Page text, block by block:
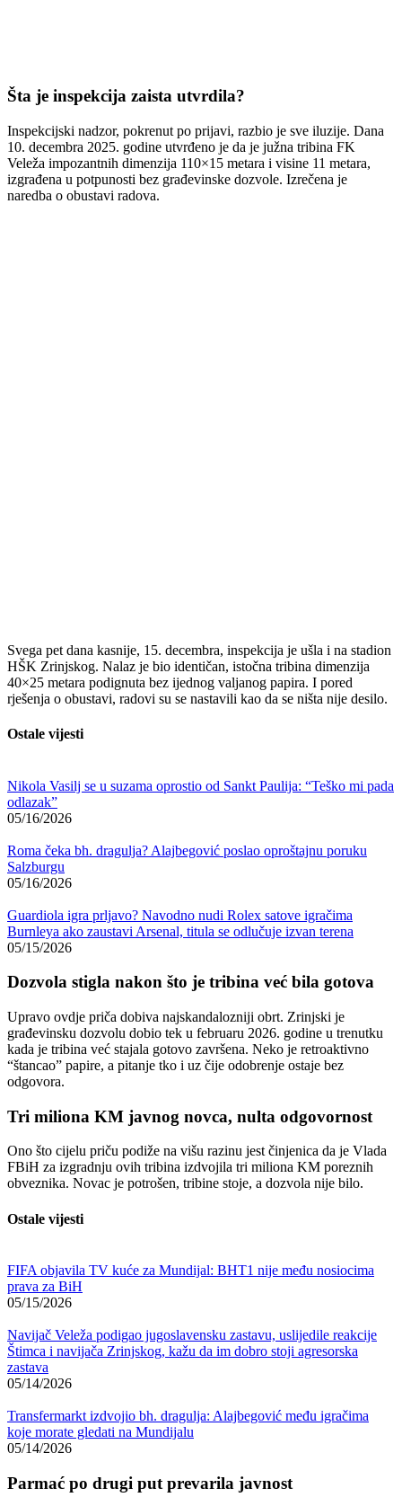
Šta je inspekcija zaista utvrdila?
Inspekcijski nadzor, pokrenut po prijavi, razbio je sve iluzije. Dana
10. decembra 2025. godine utvrđeno je da je južna tribina FK
Veleža impozantnih dimenzija 110×15 metara i visine 11 metara,
izgrađena u potpunosti bez građevinske dozvole. Izrečena je
naredba o obustavi radova.
Svega pet dana kasnije, 15. decembra, inspekcija je ušla i na stadion
HŠK Zrinjskog. Nalaz je bio identičan, istočna tribina dimenzija
40×25 metara podignuta bez ijednog valjanog papira. I pored
rješenja o obustavi, radovi su se nastavili kao da se ništa nije desilo.
Ostale vijesti
Nikola Vasilj se u suzama oprostio od Sankt Paulija: “Teško mi pada
odlazak”
05/16/2026
Roma čeka bh. dragulja? Alajbegović poslao oproštajnu poruku
Salzburgu
05/16/2026
Guardiola igra prljavo? Navodno nudi Rolex satove igračima
Burnleya ako zaustavi Arsenal, titula se odlučuje izvan terena
05/15/2026
Dozvola stigla nakon što je tribina već bila gotova
Upravo ovdje priča dobiva najskandalozniji obrt. Zrinjski je
građevinsku dozvolu dobio tek u februaru 2026. godine u trenutku
kada je tribina već stajala gotovo završena. Neko je retroaktivno
“štancao” papire, a pitanje tko i uz čije odobrenje ostaje bez
odgovora.
Tri miliona KM javnog novca, nulta odgovornost
Ono što cijelu priču podiže na višu razinu jest činjenica da je Vlada
FBiH za izgradnju ovih tribina izdvojila tri miliona KM poreznih
obveznika. Novac je potrošen, tribine stoje, a dozvola nije bilo.
Ostale vijesti
FIFA objavila TV kuće za Mundijal: BHT1 nije među nosiocima
prava za BiH
05/15/2026
Navijač Veleža podigao jugoslavensku zastavu, uslijedile reakcije
Štimca i navijača Zrinjskog, kažu da im dobro stoji agresorska
zastava
05/14/2026
Transfermarkt izdvojio bh. dragulja: Alajbegović među igračima
koje morate gledati na Mundijalu
05/14/2026
Parmać po drugi put prevarila javnost